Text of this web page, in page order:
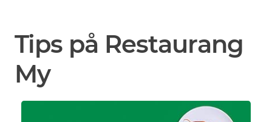
Tips på Restaurang
My